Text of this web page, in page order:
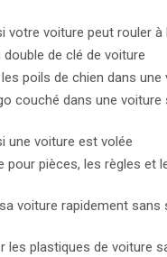
votre voiture peut rouler à
de clé de voiture
poils de chien dans une
couché dans une voiture
une voiture est volée
pour pièces, les règles et
voiture rapidement sans
les plastiques de voiture